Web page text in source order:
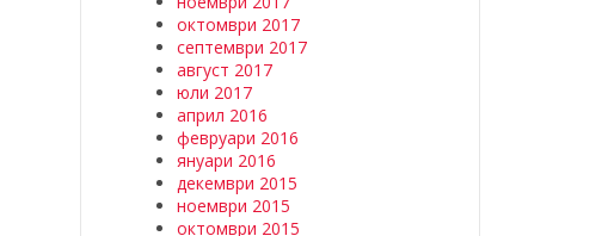
октомври 2017
септември 2017
август 2017
юли 2017
април 2016
февруари 2016
януари 2016
декември 2015
ноември 2015
октомври 2015